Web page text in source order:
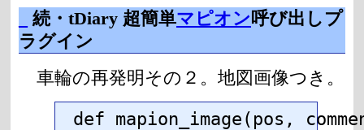
続・tDiary 超簡単マピオン呼び出しプ
ラグイン
車輪の再発明その２。地図画像つき。
def mapion_image(pos,